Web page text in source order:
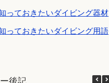
っておきたいダイビング器材
っておきたいダイビング用語